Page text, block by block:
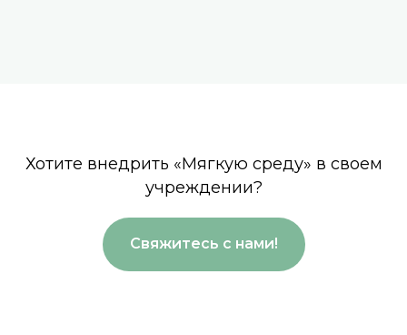
Хотите внедрить «Мягкую среду» в своем
учреждении?
Свяжитесь с нами!